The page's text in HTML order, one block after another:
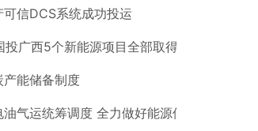
信DCS系统成功投运
广西5个新能源项目全部取得核准/备案
能储备制度
油气运统筹调度 全力做好能源保障和保暖保